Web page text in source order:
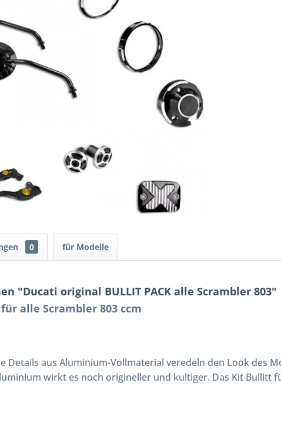
0 für Modelle
"Ducati original BULLIT PACK alle Scrambler 803"
für alle Scrambler 803 ccm
Details aus Aluminium-Vollmaterial veredeln den Look des
wirkt es noch origineller und kultiger. Das Kit Bullitt